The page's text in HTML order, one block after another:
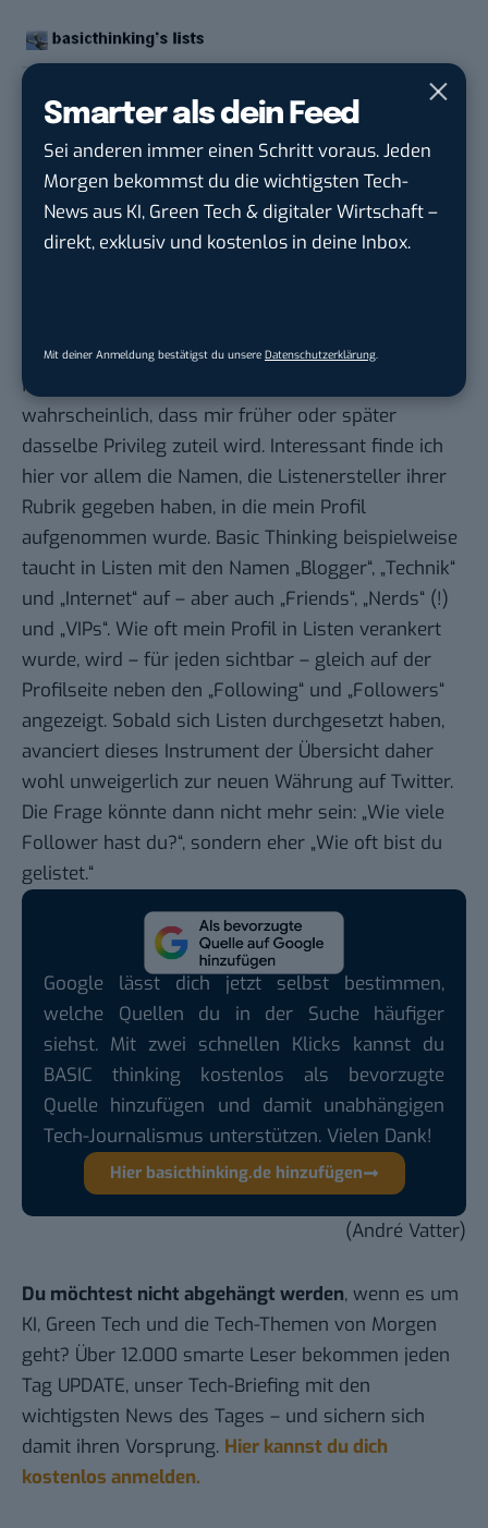
Smarter als dein Feed
Sei anderen immer einen Schritt voraus. Jeden
Morgen bekommst du die wichtigsten Tech-
News aus KI, Green Tech & digitaler Wirtschaft –
direkt, exklusiv und kostenlos in deine Inbox.
Mit deiner Anmeldung bestätigst du unsere Datenschutzerklärung.
der Link „Lists following you“. Da ich jeden Twitter-
Nutzer in Listen integrieren kann, ist es mehr als
wahrscheinlich, dass mir früher oder später
dasselbe Privileg zuteil wird. Interessant finde ich
hier vor allem die Namen, die Listenersteller ihrer
Rubrik gegeben haben, in die mein Profil
aufgenommen wurde. Basic Thinking beispielweise
taucht in Listen mit den Namen „Blogger“, „Technik“
und „Internet“ auf – aber auch „Friends“, „Nerds“ (!)
und „VIPs“. Wie oft mein Profil in Listen verankert
wurde, wird – für jeden sichtbar – gleich auf der
Profilseite neben den „Following“ und „Followers“
angezeigt. Sobald sich Listen durchgesetzt haben,
avanciert dieses Instrument der Übersicht daher
wohl unweigerlich zur neuen Währung auf Twitter.
Die Frage könnte dann nicht mehr sein: „Wie viele
Follower hast du?“, sondern eher „Wie oft bist du
gelistet.“
Google lässt dich jetzt selbst bestimmen,
welche Quellen du in der Suche häufiger
siehst. Mit zwei schnellen Klicks kannst du
BASIC thinking kostenlos als bevorzugte
Quelle hinzufügen und damit unabhängigen
Tech-Journalismus unterstützen. Vielen Dank!
Hier basicthinking.de hinzufügen
(André Vatter)
Du möchtest nicht abgehängt werden, wenn es um
KI, Green Tech und die Tech-Themen von Morgen
geht? Über 12.000 smarte Leser bekommen jeden
Tag UPDATE, unser Tech-Briefing mit den
wichtigsten News des Tages – und sichern sich
damit ihren Vorsprung. Hier kannst du dich
kostenlos anmelden.